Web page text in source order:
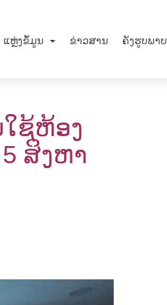
ແຫຼ່ງຂໍ້ມູນ ຂ່າວສານ ຄັງຮູບພາບ
ຊ້ຫ້ອງ
ສິງຫາ